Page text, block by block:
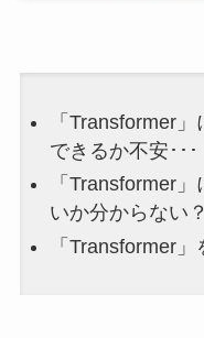
「Transformer
できるか不安･･･
「Transformer
いか分からない？
「Transformer